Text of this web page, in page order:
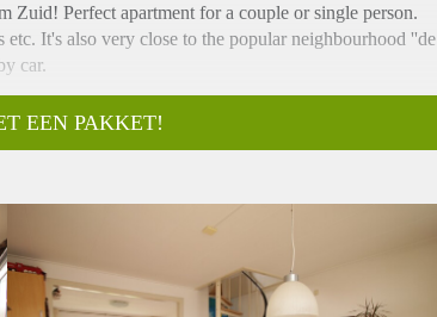
Zuid! Perfect apartment for a couple or single person.
It's also very close to the popular neighbourhood ''de
car.
EEN PAKKET!